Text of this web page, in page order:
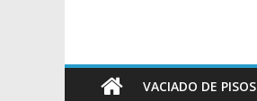
vender
ChatarraVACIADO DE PISOS